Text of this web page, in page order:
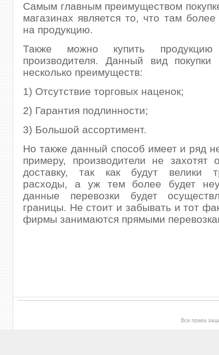
Самым главным преимуществом
магазинах является то, что там
на продукцию.
Также можно купить
производителя. Данный вид покупки
несколько преимуществ:
1) Отсутствие торговых наценок;
2) Гарантия подлинности;
3) Большой ассортимент.
Но также данный способ имеет и ряд
примеру, производители не захотят
доставку, так как будут велики
расходы, а уж тем более будет
данные перевозки будет
границы. Не стоит и забывать и тот
фирмы занимаются прямыми
Все права